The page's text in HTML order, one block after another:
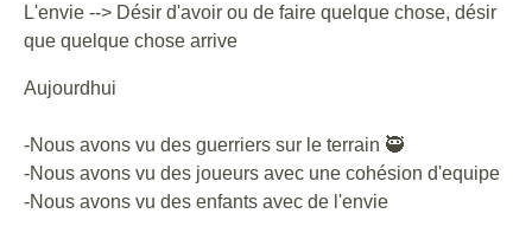
L'envie --> Désir d'avoir ou de faire quelque chose, désir
que quelque chose arrive
Aujourdhui
-Nous avons vu des guerriers sur le terrain 🥷
-Nous avons vu des joueurs avec une cohésion d'equipe
-Nous avons vu des enfants avec de l'envie